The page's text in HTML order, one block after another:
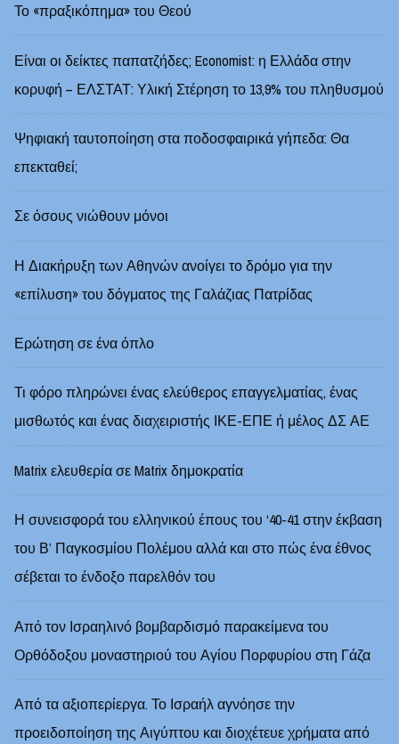
Το «πραξικόπημα» του Θεού
Είναι οι δείκτες παπατζήδες; Economist: η Ελλάδα στην
κορυφή – ΕΛΣΤΑΤ: Υλική Στέρηση το 13,9% του πληθυσμού
Ψηφιακή ταυτοποίηση στα ποδοσφαιρικά γήπεδα: Θα
επεκταθεί;
Σε όσους νιώθουν μόνοι
Η Διακήρυξη των Αθηνών ανοίγει το δρόμο για την
«επίλυση» του δόγματος της Γαλάζιας Πατρίδας
Ερώτηση σε ένα όπλο
Τι φόρο πληρώνει ένας ελεύθερος επαγγελματίας, ένας
μισθωτός και ένας διαχειριστής ΙΚΕ-ΕΠΕ ή μέλος ΔΣ ΑΕ
Matrix ελευθερία σε Matrix δημοκρατία
Η συνεισφορά του ελληνικού έπους του ‘40-41 στην έκβαση
του Β’ Παγκοσμίου Πολέμου αλλά και στο πώς ένα έθνος
σέβεται το ένδοξο παρελθόν του
Από τον Ισραηλινό βομβαρδισμό παρακείμενα του
Ορθόδοξου μοναστηριού του Αγίου Πορφυρίου στη Γάζα
Από τα αξιοπερίεργα. Το Ισραήλ αγνόησε την
προειδοποίηση της Αιγύπτου και διοχέτευε χρήματα από